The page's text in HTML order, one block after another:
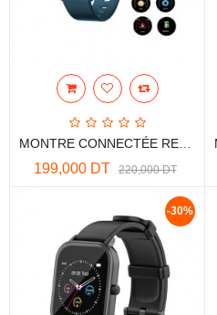
Régulateur de tension
Instrument de mesure
Informatique
More Categories
Liste de souhaits
Devise
199,000 DT 220,000 DT
-30%